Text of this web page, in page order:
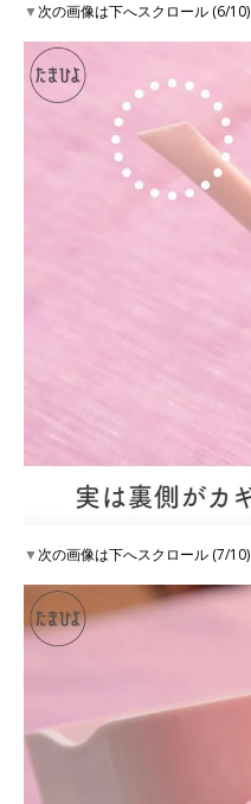
▼次の画像は下へスクロール (6/10)
▼次の画像は下へスクロール (7/10)